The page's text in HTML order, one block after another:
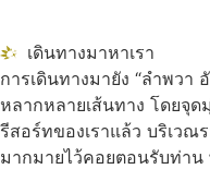
เดินทางมาหาเรา
การเดินทางมายัง “ลำพวา
หลากหลายเส้นทาง โดยจุ
รีสอร์ทของเราแล้ว บริเวณ
มากมายไว้คอยตอนรับท่า